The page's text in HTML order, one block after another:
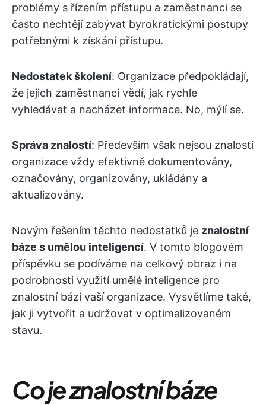
problémy s řízením přístupu a zaměstnanci se
často nechtějí zabývat byrokratickými postupy
potřebnými k získání přístupu.
Nedostatek školení: Organizace předpokládají,
že jejich zaměstnanci vědí, jak rychle
vyhledávat a nacházet informace. No, mýlí se.
Správa znalostí: Především však nejsou znalosti
organizace vždy efektivně dokumentovány,
označovány, organizovány, ukládány a
aktualizovány.
Novým řešením těchto nedostatků je znalostní
báze s umělou inteligencí. V tomto blogovém
příspěvku se podíváme na celkový obraz i na
podrobnosti využití umělé inteligence pro
znalostní bázi vaší organizace. Vysvětlíme také,
jak ji vytvořit a udržovat v optimalizovaném
stavu.
Co je znalostní báze